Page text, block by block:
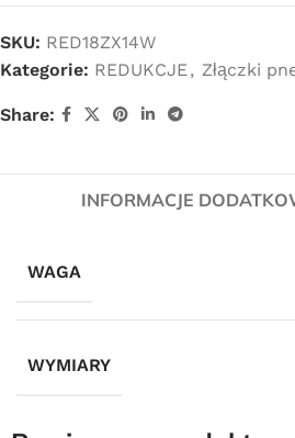
SKU: RED18ZX14W
Kategorie: REDUKCJE, Złączki
Share:
INFORMACJE
WAGA
WYMIARY